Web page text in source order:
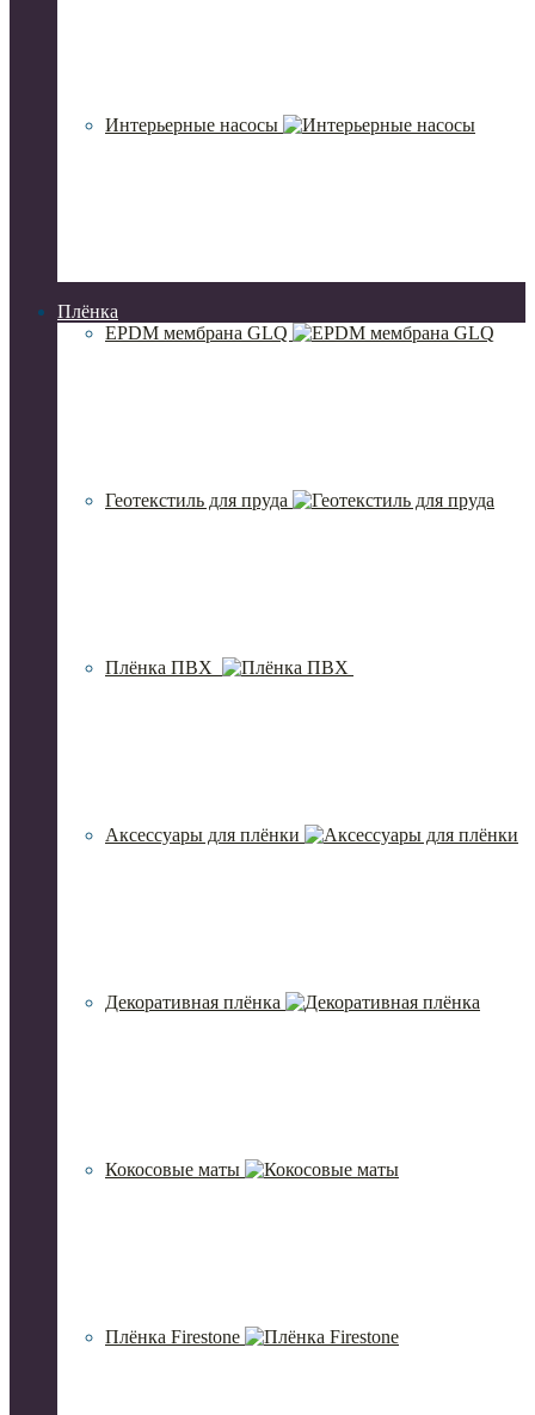
Интерьерные насосы
Плёнка
EPDM мембрана GLQ
Геотекстиль для пруда
Плёнка ПВХ
Аксессуары для плёнки
Декоративная плёнка
Кокосовые маты
Плёнка Firestone